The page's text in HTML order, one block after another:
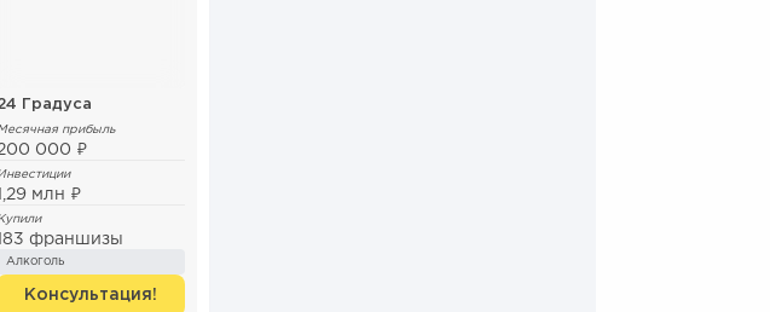
Градуса
прибыль
000 ₽
млн ₽
франшизы
Алкоголь
Консультация!